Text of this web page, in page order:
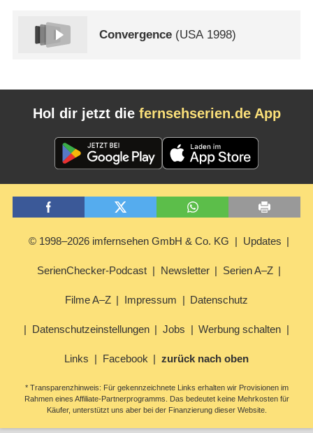
Convergence (USA1998)
Hol dir jetzt die fernsehserien.de App
© 1998–2026 imfernsehen GmbH & Co. KG Updates
SerienChecker-Podcast Newsletter Serien A–Z
Filme A–Z Impressum Datenschutz
Datenschutzeinstellungen Jobs Werbung schalten
Links Facebook zurück nach oben
* Transparenzhinweis: Für gekennzeichnete Links erhalten wir Provisionen im
Rahmen eines Affiliate-Partnerprogramms. Das bedeutet keine Mehrkosten für
Käufer, unterstützt uns aber bei der Finanzierung dieser Website.